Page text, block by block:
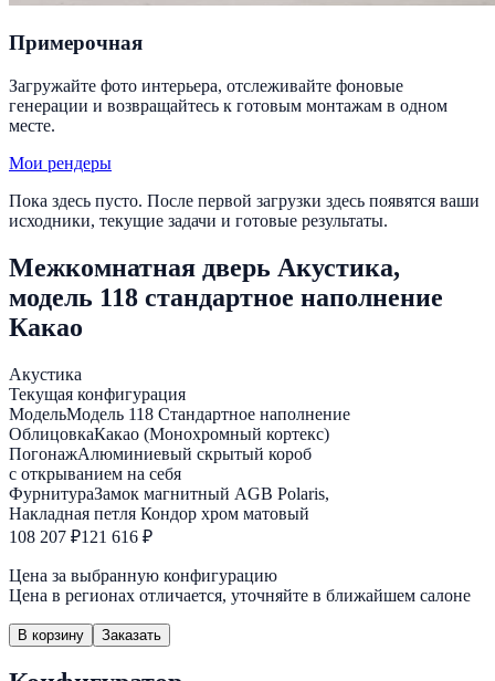
Примерочная
Загружайте фото интерьера, отслеживайте фоновые
генерации и возвращайтесь к готовым монтажам в одном
месте.
Мои рендеры
Пока здесь пусто. После первой загрузки здесь появятся ваши
исходники, текущие задачи и готовые результаты.
Межкомнатная дверь Акустика,
модель 118 стандартное наполнение
Какао
Акустика
Текущая конфигурация
МодельМодель 118 Стандартное наполнение
ОблицовкаКакао (Монохромный кортекс)
ПогонажАлюминиевый скрытый короб
с открыванием на себя
ФурнитураЗамок магнитный AGB Polaris,
Накладная петля Кондор хром матовый
108 207 ₽121 616 ₽
Цена за выбранную конфигурацию
Цена в регионах отличается, уточняйте в ближайшем салоне
В корзину Заказать